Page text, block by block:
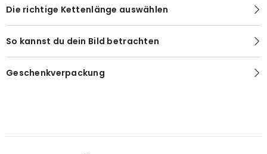
Die richtige Kettenlänge auswählen
So kannst du dein Bild betrachten
Geschenkverpackung